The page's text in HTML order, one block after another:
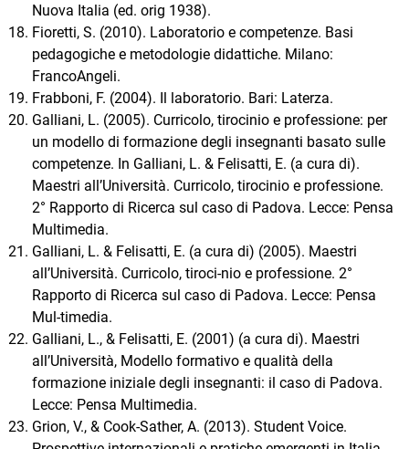
Nuova Italia (ed. orig 1938).
Fioretti, S. (2010). Laboratorio e competenze. Basi
pedagogiche e metodologie didattiche. Milano:
FrancoAngeli.
Frabboni, F. (2004). Il laboratorio. Bari: Laterza.
Galliani, L. (2005). Curricolo, tirocinio e professione: per
un modello di formazione degli insegnanti basato sulle
competenze. In Galliani, L. & Felisatti, E. (a cura di).
Maestri all’Università. Curricolo, tirocinio e professione.
2° Rapporto di Ricerca sul caso di Padova. Lecce: Pensa
Multimedia.
Galliani, L. & Felisatti, E. (a cura di) (2005). Maestri
all’Università. Curricolo, tiroci-nio e professione. 2°
Rapporto di Ricerca sul caso di Padova. Lecce: Pensa
Mul-timedia.
Galliani, L., & Felisatti, E. (2001) (a cura di). Maestri
all’Università, Modello formativo e qualità della
formazione iniziale degli insegnanti: il caso di Padova.
Lecce: Pensa Multimedia.
Grion, V., & Cook-Sather, A. (2013). Student Voice.